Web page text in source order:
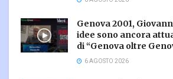
Genova 2001,
idee sono ancora
di “Genova oltre
6 AGOSTO 2026